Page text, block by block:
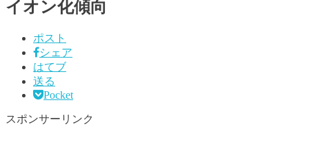
イオン化傾向
ポスト
シェア
はてブ
送る
Pocket
スポンサーリンク